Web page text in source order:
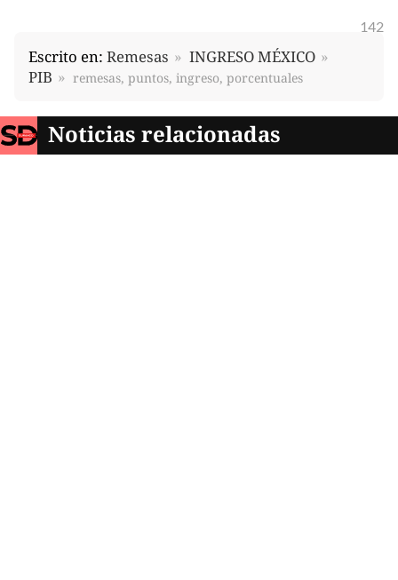
142
Escrito en: Remesas
INGRESO MÉXICO
PIB
remesas, puntos, ingreso, porcentuales
Noticias relacionadas